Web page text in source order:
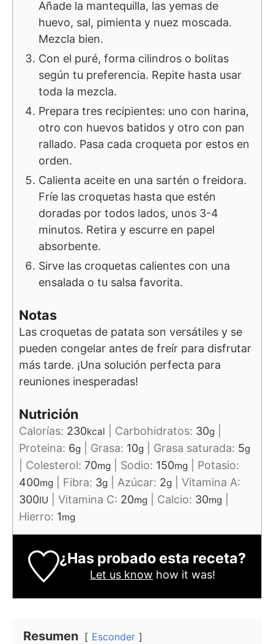
Añade la mantequilla, las yemas de
huevo, sal, pimienta y nuez moscada.
Mezcla bien.
Con el puré, forma cilindros o bolitas
según tu preferencia. Repite hasta usar
toda la mezcla.
Prepara tres recipientes: uno con harina,
otro con huevos batidos y otro con pan
rallado. Pasa cada croqueta por estos en
orden.
Calienta aceite en una sartén o freidora.
Fríe las croquetas hasta que estén
doradas por todos lados, unos 3-4
minutos. Retira y escurre en papel
absorbente.
Sirve las croquetas calientes con una
ensalada o tu salsa favorita.
Notas
Las croquetas de patata son versátiles y se
pueden congelar antes de freír para disfrutar
más tarde. ¡Una solución perfecta para
reuniones inesperadas!
Nutrición
Calorías: 230kcal Carbohidratos: 30g
Proteina: 6g Grasa: 10g Grasa saturada: 5g
Colesterol: 70mg Sodio: 150mg
Potasio:
400mg Fibra: 3g Azúcar: 2g
Vitamina A:
300IU Vitamina C: 20mg Calcio: 30mg
Hierro: 1mg
¿Has probado esta receta?
Let us know how it was!
Resumen Esconder